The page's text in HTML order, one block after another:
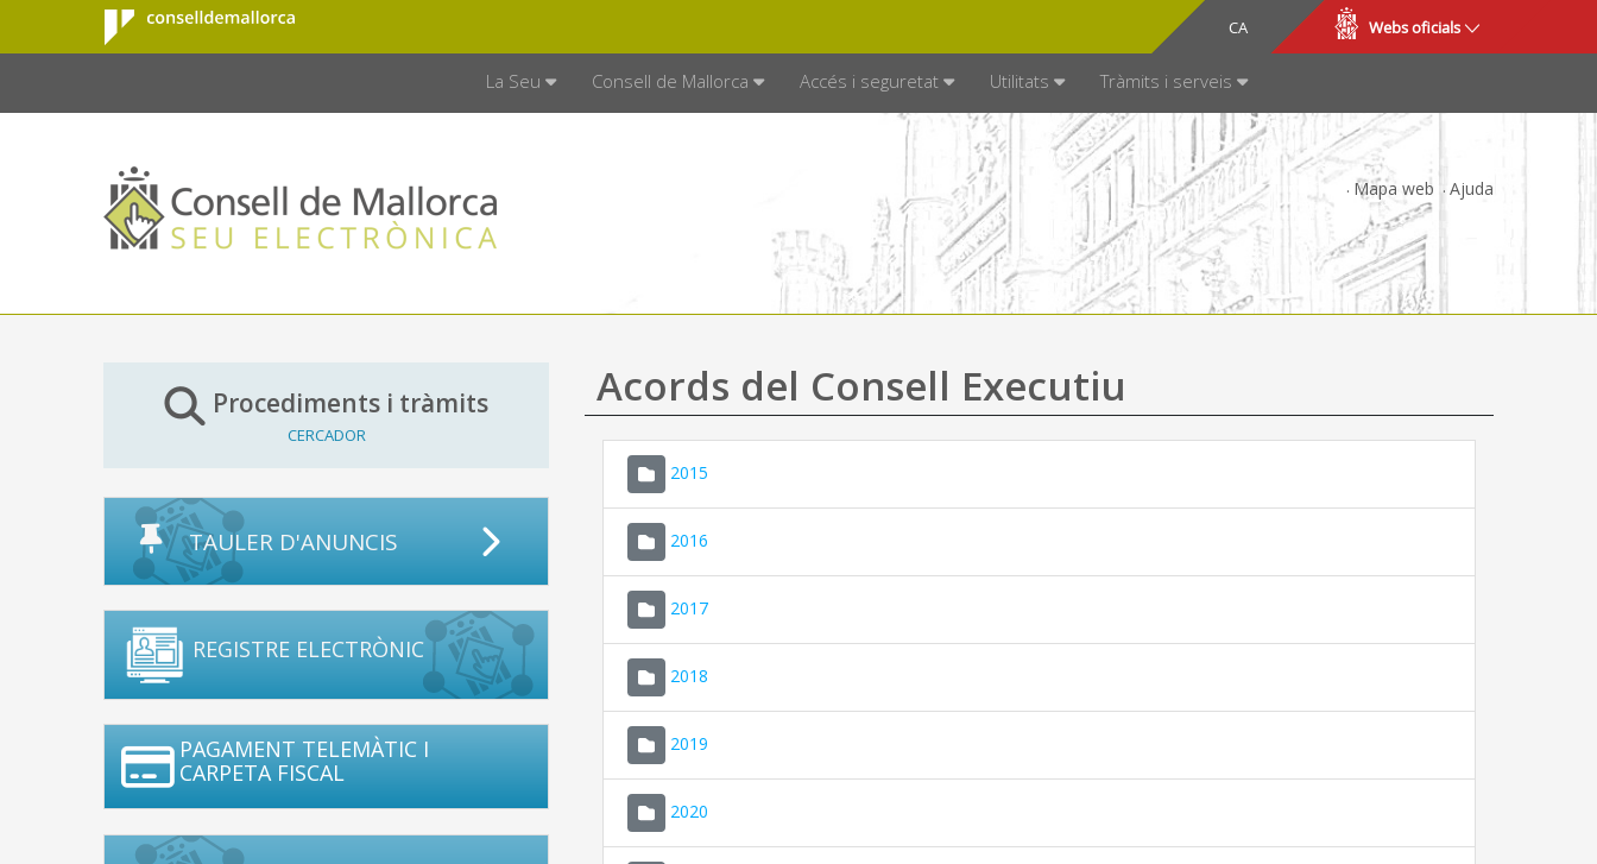
Salta al contingut principal
Consell de
Mallorca
CA
ES Webs oficials
La Seu Consell de Mallorca Accés i seguretat Utilitats Tràmits i serveis
Mapa web Ajuda
Procediments i tràmits
CERCADOR
TAULER D'ANUNCIS
REGISTRE ELECTRÒNIC
PAGAMENT TELEMÀTIC I
CARPETA FISCAL
Acords del Consell Executiu
2015
2016
2017
2018
2019
2020